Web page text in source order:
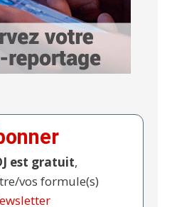
est gratuit,
vos formule(s)